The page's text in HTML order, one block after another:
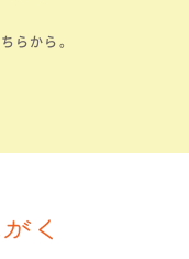
らから。